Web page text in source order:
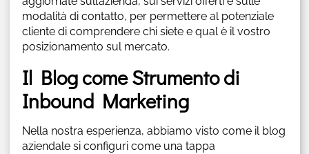
modalità di contatto, per permettere al potenziale
cliente di comprendere chi siete e qual è il vostro
posizionamento sul mercato.
Il Blog come Strumento di
Inbound Marketing
Nella nostra esperienza, abbiamo visto come il blog
aziendale si configuri come una tappa